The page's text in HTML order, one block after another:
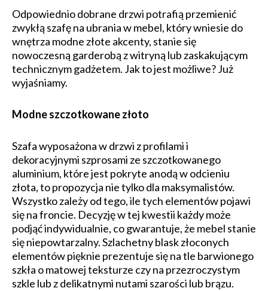
Odpowiednio dobrane drzwi potrafią przemienić
zwykłą szafę na ubrania w mebel, który wniesie do
wnętrza modne złote akcenty, stanie się
nowoczesną garderobą z witryną lub zaskakującym
technicznym gadżetem. Jak to jest możliwe? Już
wyjaśniamy.
Modne szczotkowane złoto
Szafa wyposażona w drzwi z profilami i
dekoracyjnymi szprosami ze szczotkowanego
aluminium, które jest pokryte anodą w odcieniu
złota, to propozycja nie tylko dla maksymalistów.
Wszystko zależy od tego, ile tych elementów pojawi
się na froncie. Decyzję w tej kwestii każdy może
podjąć indywidualnie, co gwarantuje, że mebel stanie
się niepowtarzalny. Szlachetny blask złoconych
elementów pięknie prezentuje się na tle barwionego
szkła o matowej teksturze czy na przezroczystym
szkle lub z delikatnymi nutami szarości lub brązu.